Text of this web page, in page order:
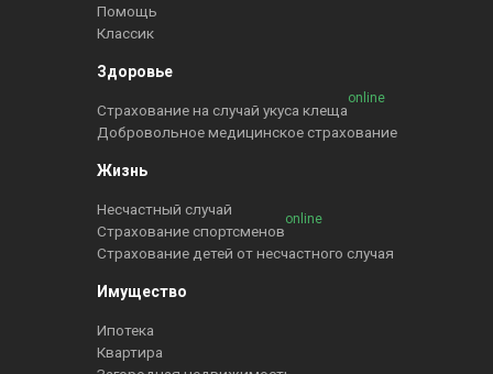
Помощь
Классик
Здоровье
Страхование на случай укуса клеща
online
Добровольное медицинское страхование
Жизнь
Несчастный случай
Страхование спортсменов
online
Страхование детей от несчастного случая
Имущество
Ипотека
Квартира